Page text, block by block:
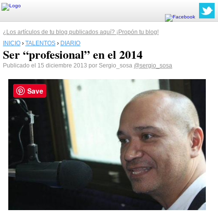
¿Los artículos de tu blog publicados aquí? ¡Propón tu blog!
INICIO › TALENTOS › DIARIO
Ser “profesional” en el 2014
Publicado el 15 diciembre 2013 por Sergio_sosa @sergio_sosa
Save